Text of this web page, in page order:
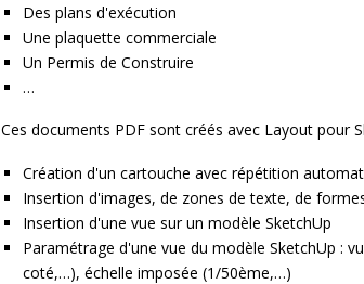
Des plans d'exécution
Une plaquette commerciale
Un Permis de Construire
…
Ces documents PDF sont créés avec Layout pour
Création d'un cartouche avec répétition
Insertion d'images, de zones de texte, de
Insertion d'une vue sur un modèle SketchUp
Paramétrage d'une vue du modèle SketchUp :
coté,…), échelle imposée (1/50ème,…)